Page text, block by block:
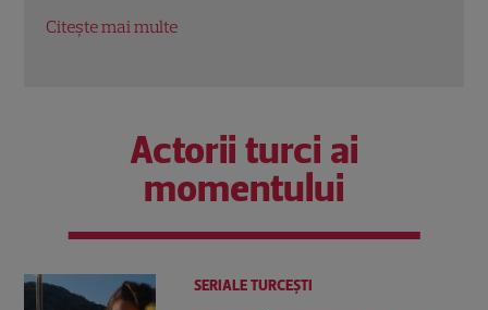
Citește mai multe
Actorii turci ai
momentului
SERIALE TURCEŞTI